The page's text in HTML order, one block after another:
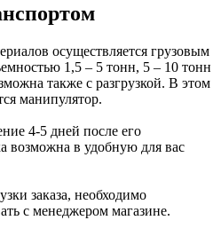
осуществляется грузовым
1,5 – 5 тонн, 5 – 10 тонн
также с разгрузкой. В этом
манипулятор.
4-5 дней после его
возможна в удобную для вас
заказа, необходимо
с менеджером магазине.